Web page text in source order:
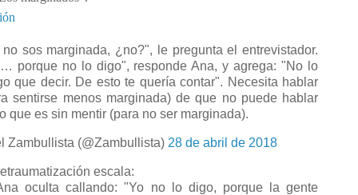
no sos marginada, ¿no?", le pregunta el entrevistador.
porque no lo digo", responde Ana, y agrega: "No lo
que decir. De esto te quería contar". Necesita hablar
sentirse menos marginada) de que no puede hablar
que es sin mentir (para no ser marginada).
Zambullista (@Zambullista) 28 de abril de 2018
escala:
oculta callando: "Yo no lo digo, porque la gente